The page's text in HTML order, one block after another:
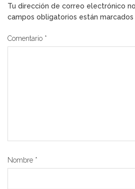
Tu dirección de correo electrónico
campos obligatorios están marcados
Comentario *
Nombre *